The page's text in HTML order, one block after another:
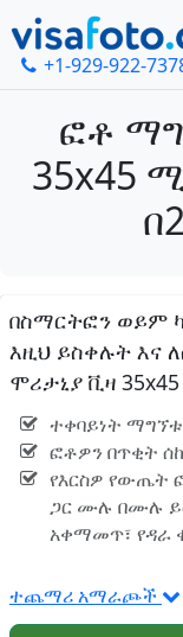
+1-929-922-
ፎቶ
35x45
በስማርትፎን ወይም
እዚህ ይስቀሉት እና
ሞሪታኒያ ቪዛ
ተቀባይነት
ፎቶዎን በጥቂት
የእርስዎ የውጤት
ጋር ሙሉ በሙሉ
አቀማመጥ፣ የዳራ
ተጨማሪ አማራጮች